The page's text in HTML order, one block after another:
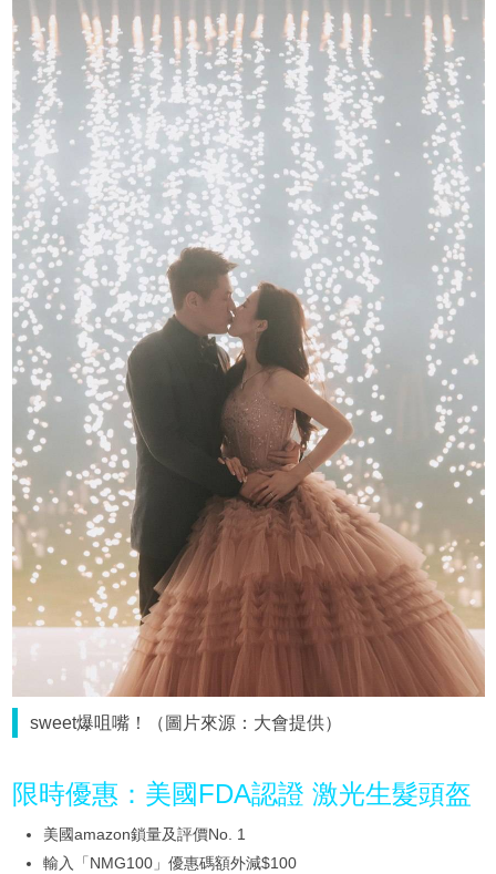
sweet爆咀嘴！（圖片來源：大會提供）
限時優惠：美國FDA認證 激光生髮頭盔
美國amazon鎖量及評價No. 1
輸入「NMG100」優惠碼額外減$100